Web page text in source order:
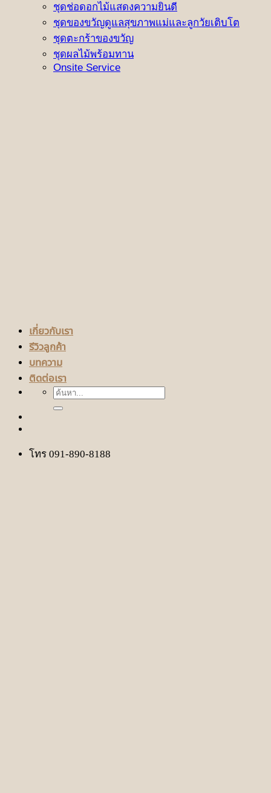
ชุดช่อดอกไม้แสดงความยินดี
ชุดของขวัญดูแลสุขภาพแม่และลูกวัยเติบโต
ชุดตะกร้าของขวัญ
ชุดผลไม้พร้อมทาน
Onsite Service
เกี่ยวกับเรา
รีวิวลูกค้า
บทความ
ติดต่อเรา
ค้นหา:
โทร 091-890-8188